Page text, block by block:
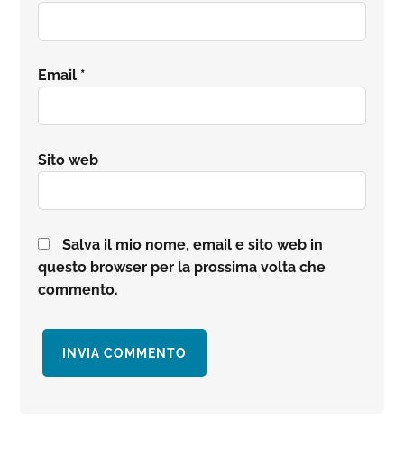
Email *
Sito web
Salva il mio nome, email e sito web in
questo browser per la prossima volta che
commento.